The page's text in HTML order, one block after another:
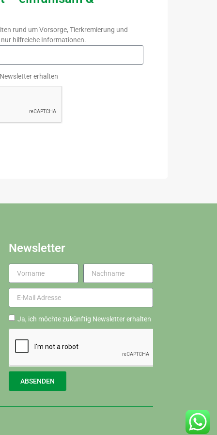
rund um Vorsorge, Tierkre­mierung und
nur hilfreiche Informationen.
erhalten
Newsletter
Ja, ich möchte zukünftig Newsletter erhalten
ABSENDEN